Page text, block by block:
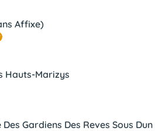
Affixe)
Hauts-Marizys
Gardiens Des Reves Sous Dun